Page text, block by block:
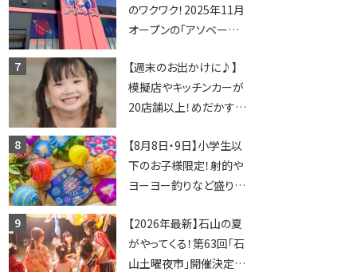
賀2店舗目★
のワクワク！2025年11月
オープンの「アソベース
レーンゲームで青果や日
用品までゲットできる新
スポット！
【週末のお出かけに♪】
模擬店やキッチンカーが
20店舗以上！めだかすく
ソングライターによるライ
ブなど。【和邇ふれあい夏
祭り】
【8月8日・9日】小学生以
下のお子様限定！射的や
ヨーヨー釣りなど盛りだ
ちびっこ縁日開催♪【モリ
ーブ】
【2026年最新】石山の夏
がやってくる！第63回「石
山土曜夜市」開催決定！